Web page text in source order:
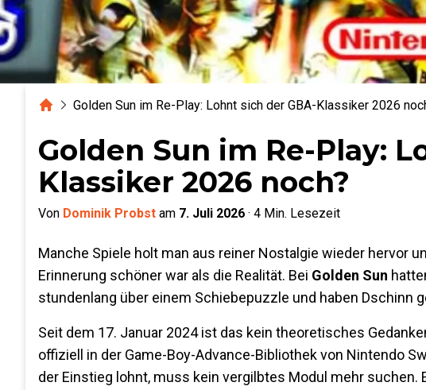
HomeGolden Sun im Re-Play: Lohnt sich der GBA-Klassiker 2026
Golden Sun im Re-Play:
Klassiker 2026 noch?
Von Dominik Probst am 7. Juli 2026 · 4 Min. Lesezeit
Manche Spiele holt man aus reiner Nostalgie wieder hervor
Erinnerung schöner war als die Realität. Bei Golden Sun
stundenlang über einem Schiebepuzzle und haben Dschinn
Seit dem 17. Januar 2024 ist das kein theoretisches
offiziell in der Game-Boy-Advance-Bibliothek von Nintendo
der Einstieg lohnt, muss kein vergilbtes Modul mehr suchen.